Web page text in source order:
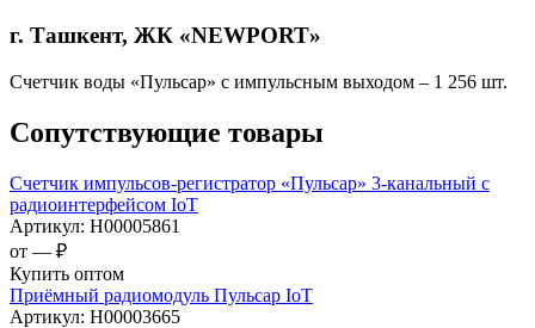
г. Ташкент, ЖК «NEWPORT»
Счетчик воды «Пульсар» с импульсным выходом – 1 256 шт.
Сопутствующие товары
Счетчик импульсов-регистратор «Пульсар» 3-канальный с
радиоинтерфейсом IoT
Артикул: Н00005861
от — ₽
Купить оптом
Приёмный радиомодуль Пульсар IoT
Артикул: Н00003665